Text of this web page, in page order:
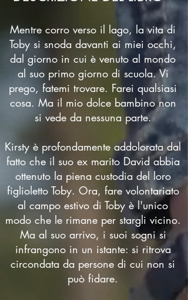
Mentre corro verso il lago, la vita di
Toby si snoda davanti ai miei occhi,
dal giorno in cui è venuto al mondo
al suo primo giorno di scuola. Vi
prego, fatemi trovare. Farei qualsiasi
cosa. Ma il mio dolce bambino non
si vede da nessuna parte.
Kirsty è profondamente addolorata dal
fatto che il suo ex marito David abbia
ottenuto la piena custodia del loro
figlioletto Toby. Ora, fare volontariato
al campo estivo di Toby è l'unico
modo che le rimane per stargli vicino.
Ma al suo arrivo, i suoi sogni si
infrangono in un istante: si ritrova
circondata da persone di cui non si
può fidare.